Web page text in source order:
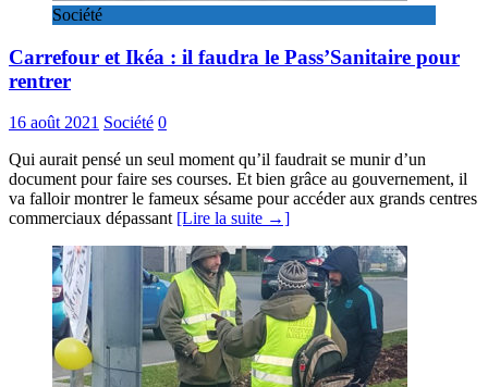
Société
Carrefour et Ikéa : il faudra le Pass’Sanitaire pour
rentrer
16 août 2021 Société 0
Qui aurait pensé un seul moment qu’il faudrait se munir d’un
document pour faire ses courses. Et bien grâce au gouvernement, il
va falloir montrer le fameux sésame pour accéder aux grands centres
commerciaux dépassant [Lire la suite →]